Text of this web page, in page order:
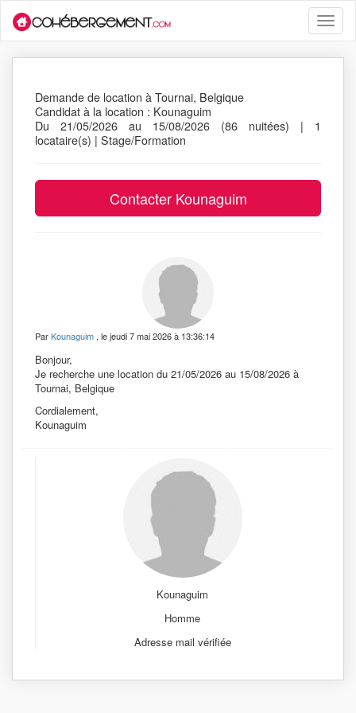
Toggle
Demande de location à Tournai, Belgique
Candidat à la location : Kounaguim
Du 21/05/2026 au 15/08/2026 (86 nuitées) | 1
locataire(s) | Stage/Formation
ParKounaguim , le jeudi 7 mai 2026 à 13:36:14
Bonjour,
Je recherche une location du 21/05/2026 au 15/08/2026 à
Tournai, Belgique
Cordialement,
Kounaguim
Kounaguim
Homme
Adresse mail vérifiée